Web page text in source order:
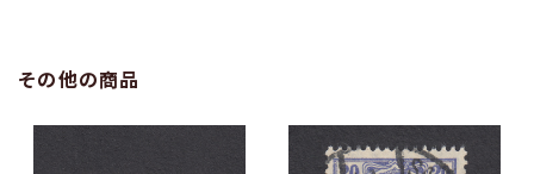
その他の商品